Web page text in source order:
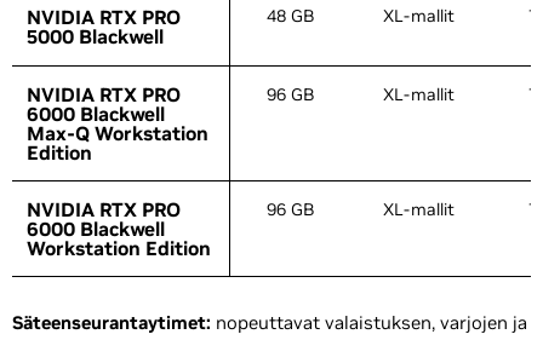
NVIDIA RTX PRO
5000 Blackwell
48 GB XL-mallit
NVIDIA RTX PRO
6000 Blackwell
Max-Q Workstation
Edition
96 GB XL-mallit
NVIDIA RTX PRO
6000 Blackwell
Workstation Edition
96 GB XL-mallit
NVIDIA RTX PRO
5000 Blackwell
NVIDIA RTX PRO
6000 Blackwell
Max-Q Workstation
Edition
NVIDIA RTX PRO
6000 Blackwell
Workstation Edition
Säteenseurantaytimet: nopeuttavat valaistuksen, varjojen ja